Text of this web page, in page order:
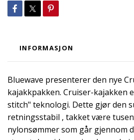
INFORMASJON
Bluewave presenterer den nye
kajakkpakken. Cruiser-kajakken
stitch" teknologi. Dette gjør den
retningsstabil , takket være
nylonsømmer som går gjennom